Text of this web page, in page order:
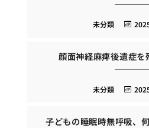
未分類
顔面神経麻痺後遺症を
未分類
子どもの睡眠時無呼吸、